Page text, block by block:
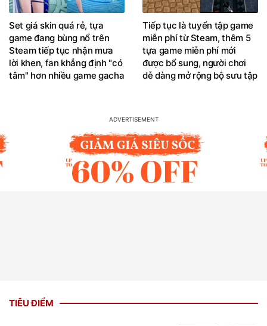
Set giá skin quá rẻ, tựa
game đang bùng nổ trên
Steam tiếp tục nhận mưa
lời khen, fan khẳng định "có
tâm" hơn nhiều game gacha
Tiếp tục là tuyển tập game
miễn phí từ Steam, thêm 5
tựa game miễn phí mới
được bổ sung, người chơi
dễ dàng mở rộng bộ sưu tập
TIÊU ĐIỂM